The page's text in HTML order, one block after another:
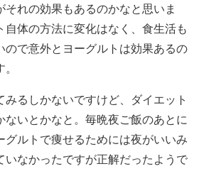
それの効果もあるのかなと思いま
自体の方法に変化はなく、食生活も
ので意外とヨーグルトは効果あるの
みるしかないですけど、ダイエット
ないとかなと。毎晩夜ご飯のあとに
グルトで痩せるためには夜がいいみ
いなかったですが正解だったようで